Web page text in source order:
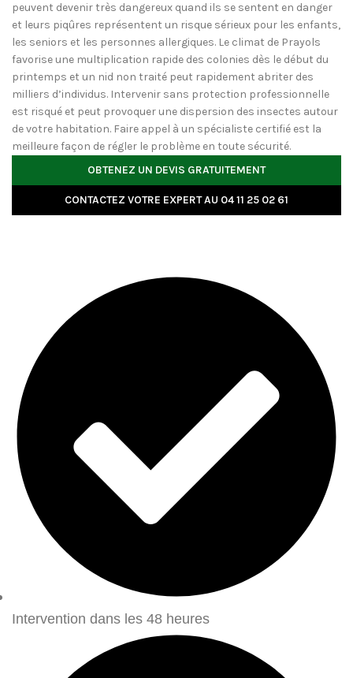
peuvent devenir très dangereux quand ils se sentent en danger
et leurs piqûres représentent un risque sérieux pour les enfants,
les seniors et les personnes allergiques. Le climat de Prayols
favorise une multiplication rapide des colonies dès le début du
printemps et un nid non traité peut rapidement abriter des
milliers d’individus. Intervenir sans protection professionnelle
est risqué et peut provoquer une dispersion des insectes autour
de votre habitation. Faire appel à un spécialiste certifié est la
meilleure façon de régler le problème en toute sécurité.
OBTENEZ UN DEVIS GRATUITEMENT
CONTACTEZ VOTRE EXPERT AU 04 11 25 02 61
Intervention dans les 48 heures